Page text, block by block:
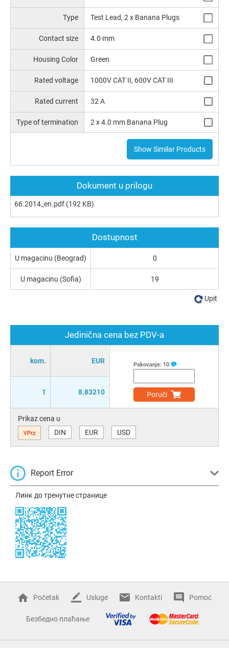
Type Test Lead, 2 x Banana Plugs
Contact size 4.0 mm
Housing Color Green
Rated voltage 1000V CAT II, 600V CAT III
Rated current 32 A
Type of termination 2 x 4.0 mm Banana Plug
Show Similar Products
Dokument u prilogu
66.2014_en.pdf (192 KB)
Jedinična cena bez PDV-a
kom. EUR
1 8.83210
Pakovanje: 10
Poruči
Prikaz cena u
VPrz DIN EUR USD
Report Error
Линк до тренутне странице
Dostupnost
U magacinu (Beograd) 0
U magacinu (Sofia) 19
Upit
Početak Usluge Kontakti Pomoć
Безбедно плаћање